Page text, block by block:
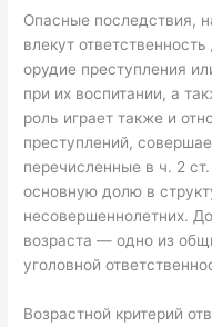
Опасные последствия,
влекут
орудие преступления
при их воспитании, а
роль играет также и
преступлений,
перечисленные в ч. 2
основную долю в
несовершеннолетних.
возраста — одно из
уголовной
Возрастной критерий